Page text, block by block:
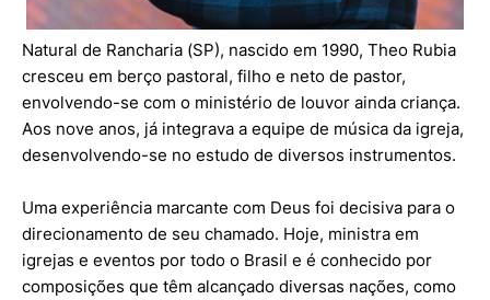
Natural de Rancharia (SP), nascido em 1990, Theo Rubia
cresceu em berço pastoral, filho e neto de pastor,
envolvendo-se com o ministério de louvor ainda criança.
Aos nove anos, já integrava a equipe de música da igreja,
desenvolvendo-se no estudo de diversos instrumentos.
Uma experiência marcante com Deus foi decisiva para o
direcionamento de seu chamado. Hoje, ministra em
igrejas e eventos por todo o Brasil e é conhecido por
composições que têm alcançado diversas nações, como